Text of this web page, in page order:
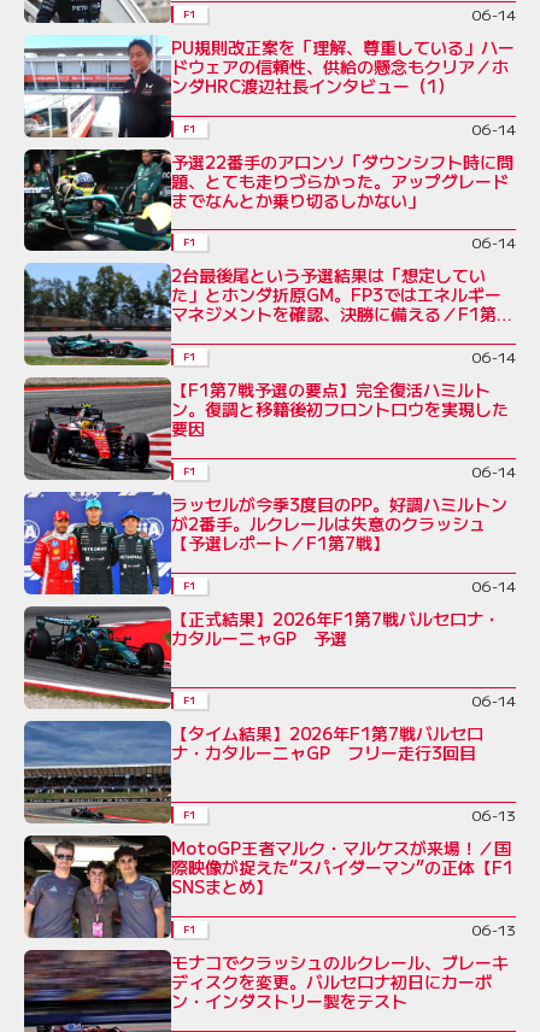
F1 06-14
PU規則改正案を「理解、尊重している」ハー
ドウェアの信頼性、供給の懸念もクリア／ホ
ンダHRC渡辺社長インタビュー（1）
F1 06-14
予選22番手のアロンソ「ダウンシフト時に問
題、とても走りづらかった。アップグレード
までなんとか乗り切るしかない」
F1 06-14
2台最後尾という予選結果は「想定してい
た」とホンダ折原GM。FP3ではエネルギー
マネジメントを確認、決勝に備える／F1第7
F1 06-14
【F1第7戦予選の要点】完全復活ハミルト
ン。復調と移籍後初フロントロウを実現した
要因
F1 06-14
ラッセルが今季3度目のPP。好調ハミルトン
が2番手。ルクレールは失意のクラッシュ
【予選レポート／F1第7戦】
F1 06-14
【正式結果】2026年F1第7戦バルセロナ・
カタルーニャGP 予選
F1 06-14
【タイム結果】2026年F1第7戦バルセロ
ナ・カタルーニャGP フリー走行3回目
F1 06-13
MotoGP王者マルク・マルケスが来場！／国
際映像が捉えた“スパイダーマン”の正体【F1
SNSまとめ】
F1 06-13
モナコでクラッシュのルクレール、ブレーキ
ディスクを変更。バルセロナ初日にカーボ
ン・インダストリー製をテスト